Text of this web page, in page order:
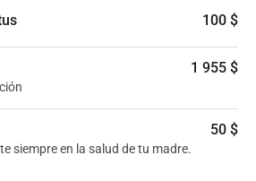
100 $
1 955 $
50 $
siempre en la salud de tu madre.